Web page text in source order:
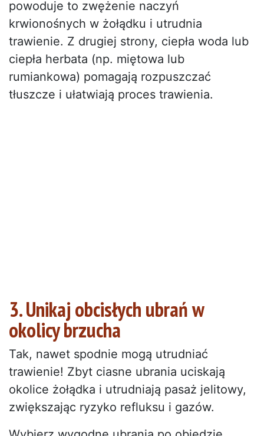
powoduje to zwężenie naczyń
krwionośnych w żołądku i utrudnia
trawienie. Z drugiej strony, ciepła woda lub
ciepła herbata (np. miętowa lub
rumiankowa) pomagają rozpuszczać
tłuszcze i ułatwiają proces trawienia.
3. Unikaj obcisłych ubrań w
okolicy brzucha
Tak, nawet spodnie mogą utrudniać
trawienie! Zbyt ciasne ubrania uciskają
okolice żołądka i utrudniają pasaż jelitowy,
zwiększając ryzyko refluksu i gazów.